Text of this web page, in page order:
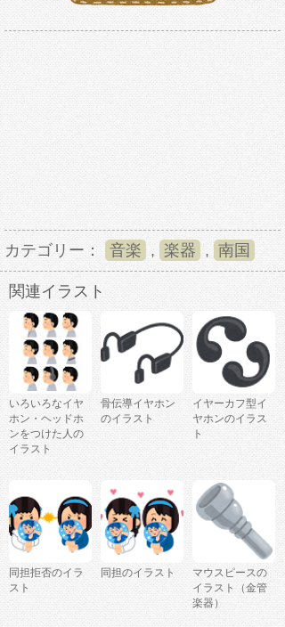
カテゴリー： 音楽 , 楽器 , 南国
関連イラスト
いろいろなイヤ
ホン・ヘッドホ
ンをつけた人の
イラスト
骨伝導イヤホン
のイラスト
イヤーカフ型イ
ヤホンのイラス
ト
同担拒否のイラ
スト
同担のイラスト
マウスピースの
イラスト（金管
楽器）